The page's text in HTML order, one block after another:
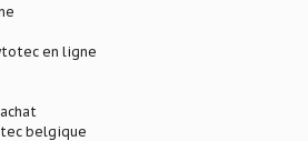
en ligne
belgique